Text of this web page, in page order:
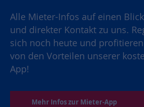
Alle Mieter-Infos auf einen
und direkter Kontakt zu uns.
sich noch heute und
von den Vorteilen unserer
App!
Mehr Infos zur Mieter-App